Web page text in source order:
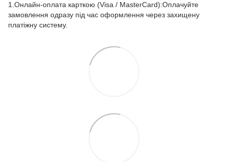
1.Онлайн-оплата карткою (Visa / MasterCard):Оплачуйте
замовлення одразу під час оформлення через захищену
платіжну систему.